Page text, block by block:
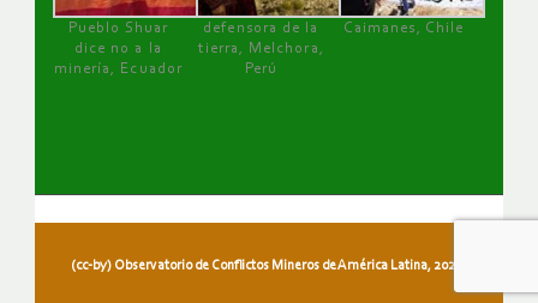
Pueblo Shuar
dice no a la
minería, Ecuador
defensora de la
tierra, Melchora,
Perú
Caimanes, Chile
(cc-by) Observatorio de Conflictos Mineros de América Latina, 2026